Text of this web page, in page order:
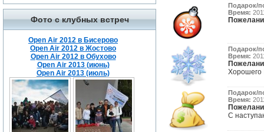
Фото с клубных встреч
Open Air 2012 в Бисерово
Open Air 2012 в Жостово
Open Air 2012 в Обухово
Open Air 2013 (июнь)
Open Air 2013 (июль)
Подарок/
Время:
Подарок/
Время:
Хорошего
Подарок/
Время:
С